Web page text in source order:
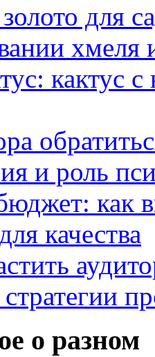
для
хмеля
кактус
и роль
как
качества
о разном